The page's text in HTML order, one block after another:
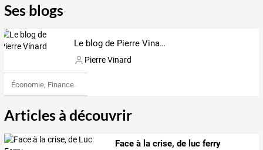
Ses blogs
Le blog de Pierre Vinard
Pierre Vinard
Économie, Finance & Droit
Articles à découvrir
Face à la crise, de luc ferry